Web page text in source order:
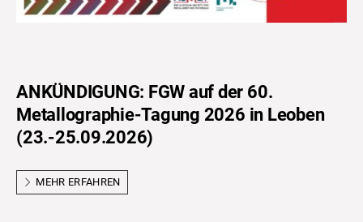
ANKÜNDIGUNG: FGW auf der 60.
Metallographie-Tagung 2026 in Leoben
(23.-25.09.2026)
MEHR ERFAHREN